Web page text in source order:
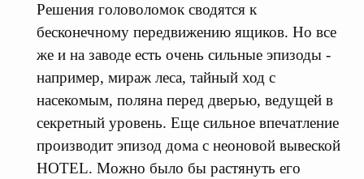
Решения головоломок сводятся к
бесконечному передвижению ящиков. Но все
же и на заводе есть очень сильные эпизоды -
например, мираж леса, тайный ход с
насекомым, поляна перед дверью, ведущей в
секретный уровень. Еще сильное впечатление
производит эпизод дома с неоновой вывеской
HOTEL. Можно было бы растянуть его